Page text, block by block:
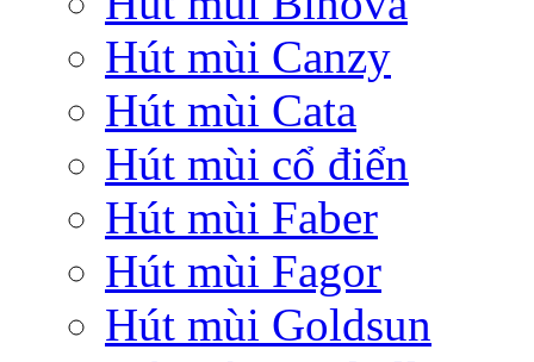
Hút mùi Canzy
Hút mùi Cata
Hút mùi cổ điển
Hút mùi Faber
Hút mùi Fagor
Hút mùi Goldsun